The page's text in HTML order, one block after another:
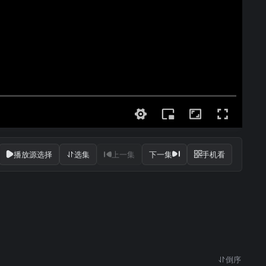
播放源选择 选集 上一集 下一集 手机看
倒序